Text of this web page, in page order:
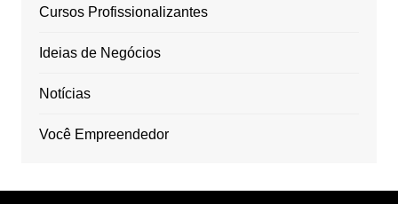
Cursos Profissionalizantes
Ideias de Negócios
Notícias
Você Empreendedor